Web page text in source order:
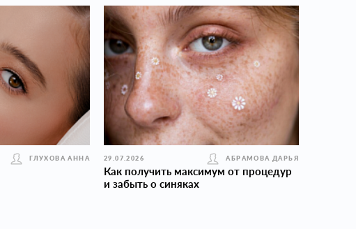
ГЛУХОВА АННА 29.07.2026 АБРАМОВА ДАРЬЯ
Как получить максимум от процедур
и забыть о синяках